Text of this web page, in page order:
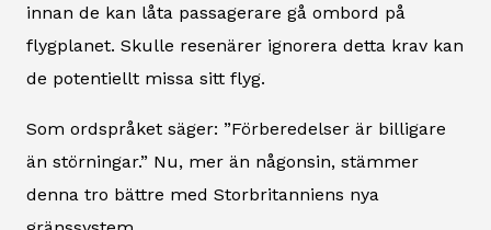
innan de kan låta passagerare gå ombord på
flygplanet. Skulle resenärer ignorera detta krav kan
de potentiellt missa sitt flyg.
Som ordspråket säger: ”Förberedelser är billigare
än störningar.” Nu, mer än någonsin, stämmer
denna tro bättre med Storbritanniens nya